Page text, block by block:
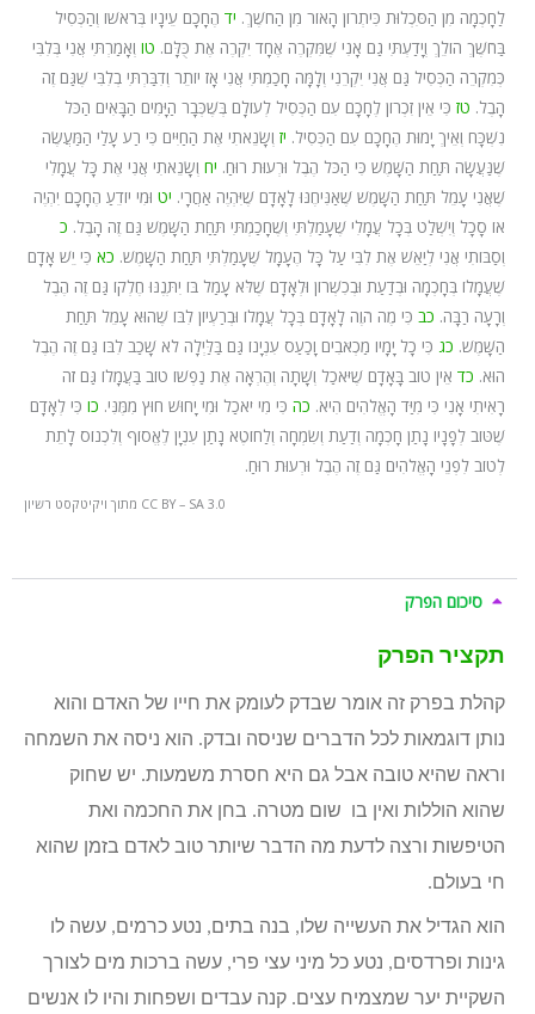
לַחָכְמָה מִן הַסִּכְלוּת כִּיתְרוֹן הָאוֹר מִן הַחֹשֶׁךְ. יד הֶחָכָם עֵינָיו בְּרֹאשׁוֹ וְהַכְּסִיל
בַּחֹשֶׁךְ הוֹלֵךְ וְיָדַעְתִּי גַם אָנִי שֶׁמִּקְרֶה אֶחָד יִקְרֶה אֶת כֻּלָּם. טו וְאָמַרְתִּי אֲנִי בְּלִבִּי
כְּמִקְרֵה הַכְּסִיל גַּם אֲנִי יִקְרֵנִי וְלָמָּה חָכַמְתִּי אֲנִי אָז יוֹתֵר וְדִבַּרְתִּי בְלִבִּי שֶׁגַּם זֶה
הָבֶל. טז כִּי אֵין זִכְרוֹן לֶחָכָם עִם הַכְּסִיל לְעוֹלָם בְּשֶׁכְּבָר הַיָּמִים הַבָּאִים הַכֹּל
נִשְׁכָּח וְאֵיךְ יָמוּת הֶחָכָם עִם הַכְּסִיל. יז וְשָׂנֵאתִי אֶת הַחַיִּים כִּי רַע עָלַי הַמַּעֲשֶׂה
שֶׁנַּעֲשָׂה תַּחַת הַשָּׁמֶשׁ כִּי הַכֹּל הֶבֶל וּרְעוּת רוּחַ. יח וְשָׂנֵאתִי אֲנִי אֶת כָּל עֲמָלִי
שֶׁאֲנִי עָמֵל תַּחַת הַשָּׁמֶשׁ שֶׁאַנִּיחֶנּוּ לָאָדָם שֶׁיִּהְיֶה אַחֲרָי. יט וּמִי יוֹדֵעַ הֶחָכָם יִהְיֶה
אוֹ סָכָל וְיִשְׁלַט בְּכָל עֲמָלִי שֶׁעָמַלְתִּי וְשֶׁחָכַמְתִּי תַּחַת הַשָּׁמֶשׁ גַּם זֶה הָבֶל. כ
וְסַבּוֹתִי אֲנִי לְיַאֵשׁ אֶת לִבִּי עַל כָּל הֶעָמָל שֶׁעָמַלְתִּי תַּחַת הַשָּׁמֶשׁ. כא כִּי יֵשׁ אָדָם
שֶׁעֲמָלוֹ בְּחָכְמָה וּבְדַעַת וּבְכִשְׁרוֹן וּלְאָדָם שֶׁלֹּא עָמַל בּוֹ יִתְּנֶנּוּ חֶלְקוֹ גַּם זֶה הֶבֶל
וְרָעָה רַבָּה. כב כִּי מֶה הֹוֶה לָאָדָם בְּכָל עֲמָלוֹ וּבְרַעְיוֹן לִבּוֹ שֶׁהוּא עָמֵל תַּחַת
הַשָּׁמֶשׁ. כג כִּי כָל יָמָיו מַכְאֹבִים וָכַעַס עִנְיָנוֹ גַּם בַּלַּיְלָה לֹא שָׁכַב לִבּוֹ גַּם זֶה הֶבֶל
הוּא. כד אֵין טוֹב בָּאָדָם שֶׁיֹּאכַל וְשָׁתָה וְהֶרְאָה אֶת נַפְשׁוֹ טוֹב בַּעֲמָלוֹ גַּם זֹה
רָאִיתִי אָנִי כִּי מִיַּד הָאֱלֹהִים הִיא. כה כִּי מִי יֹאכַל וּמִי יָחוּשׁ חוּץ מִמֶּנִּי. כו כִּי לְאָדָם
שֶׁטּוֹב לְפָנָיו נָתַן חָכְמָה וְדַעַת וְשִׂמְחָה וְלַחוֹטֶא נָתַן עִנְיָן לֶאֱסוֹף וְלִכְנוֹס לָתֵת
לְטוֹב לִפְנֵי הָאֱלֹהִים גַּם זֶה הֶבֶל וּרְעוּת רוּחַ.
מתוך ויקיטקסט רשיון CC BY – SA 3.0
סיכום הפרק
תקציר הפרק
קהלת בפרק זה אומר שבדק לעומק את חייו של האדם והוא
נותן דוגמאות לכל הדברים שניסה ובדק. הוא ניסה את השמחה
וראה שהיא טובה אבל גם היא חסרת משמעות. יש שחוק
שהוא הוללות ואין בו שום מטרה. בחן את החכמה ואת
הטיפשות ורצה לדעת מה הדבר שיותר טוב לאדם בזמן שהוא
חי בעולם.
הוא הגדיל את העשייה שלו, בנה בתים, נטע כרמים, עשה לו
גינות ופרדסים, נטע כל מיני עצי פרי, עשה ברכות מים לצורך
השקיית יער שמצמיח עצים. קנה עבדים ושפחות והיו לו אנשים